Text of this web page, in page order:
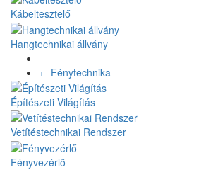
Kábeltesztelő
Hangtechnikai állvány
+- Fénytechnika
Építészeti Világítás
Vetítéstechnikai Rendszer
Fényvezérlő